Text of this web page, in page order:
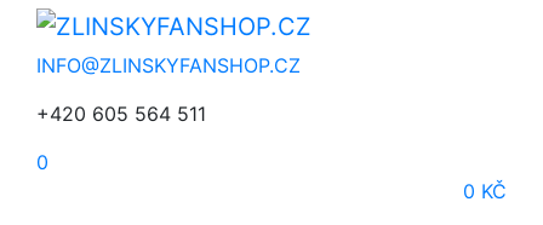
INFO@ZLINSKYFANSHOP.CZ
+420 605 564 511
0
0 KČ